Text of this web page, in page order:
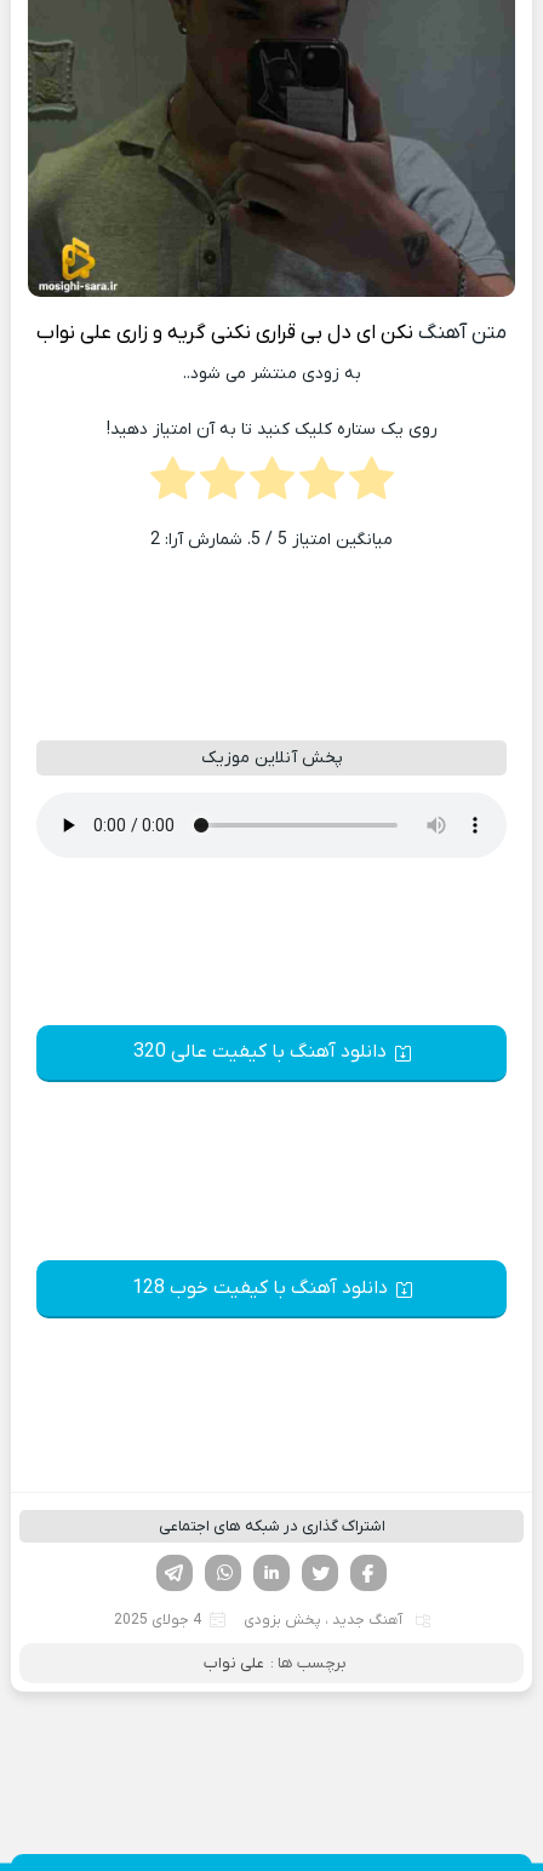
متن آهنگ نکن ای دل بی قراری نکنی گریه و زاری علی نواب
به زودی منتشر می شود..
روی یک ستاره کلیک کنید تا به آن امتیاز دهید!
میانگین امتیاز 5 / 5. شمارش آرا: 2
پخش آنلاین موزیک
دانلود آهنگ با کیفیت عالی 320
دانلود آهنگ با کیفیت خوب 128
اشتراک گذاری در شبکه های اجتماعی
لینکدین تویتر
فیسوک
آهنگ جدید ، پخش بزودی 4 جولای 2025
برچسب ها : علی نواب